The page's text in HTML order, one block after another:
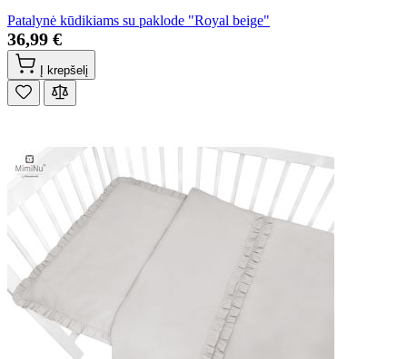
Patalynė kūdikiams su paklode "Royal beige"
36,99 €
Į krepšelį